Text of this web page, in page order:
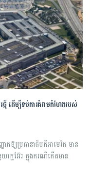
ថ្មី ដើម្បីទប់ការគំរាមកំហែងរបស់​
ាត​​ឱ្យ​ប្រធានាធិបតី​អាមេរិក​ មាន​
ក្លេអ៊ែរ ក្នុងករណី​កើតមាន​